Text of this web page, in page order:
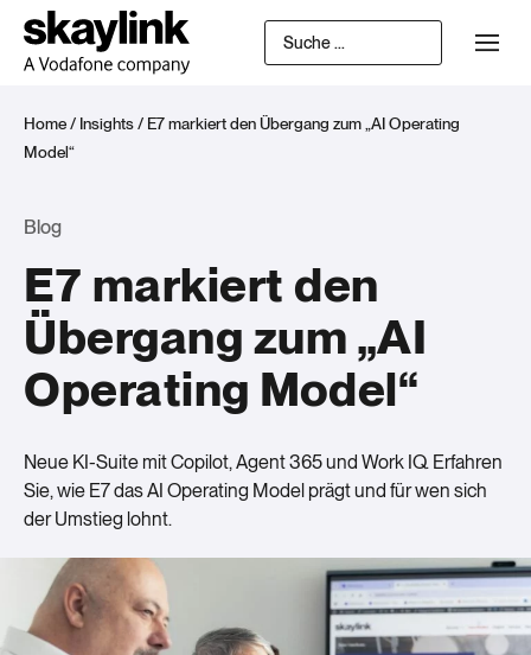
Home/ Insights/ E7 markiert den Übergang zum „AI Operating
Model“
Blog
E7 markiert den
Übergang zum „AI
Operating Model“
Neue KI-Suite mit Copilot, Agent 365 und Work IQ. Erfahren
Sie, wie E7 das AI Operating Model prägt und für wen sich
der Umstieg lohnt.